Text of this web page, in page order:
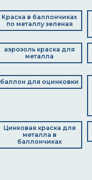
Краска в баллончиках
по металлу зеленая
аэрозоль краска для
металла
баллон для оцинковки
Цинковая краска для
металла в
баллончиках